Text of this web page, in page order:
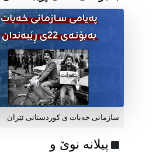
سازمانی خەبات ی كوردستانی ئێران
پیلانە نوێ و